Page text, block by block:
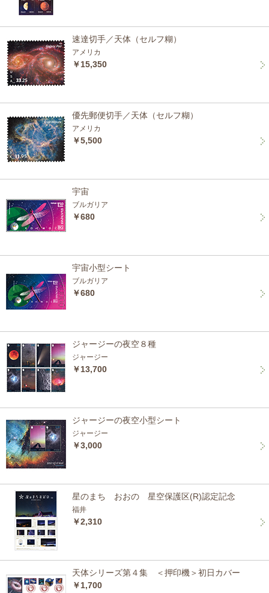
速達切手／天体（セルフ糊）
アメリカ
￥15,350
優先郵便切手／天体（セルフ糊）
アメリカ
￥5,500
宇宙
ブルガリア
￥680
宇宙小型シート
ブルガリア
￥680
ジャージーの夜空８種
ジャージー
￥13,700
ジャージーの夜空小型シート
ジャージー
￥3,000
星のまち おおの 星空保護区(R)認定記念
福井
￥2,310
天体シリーズ第４集 ＜押印機＞初日カバー
￥1,700